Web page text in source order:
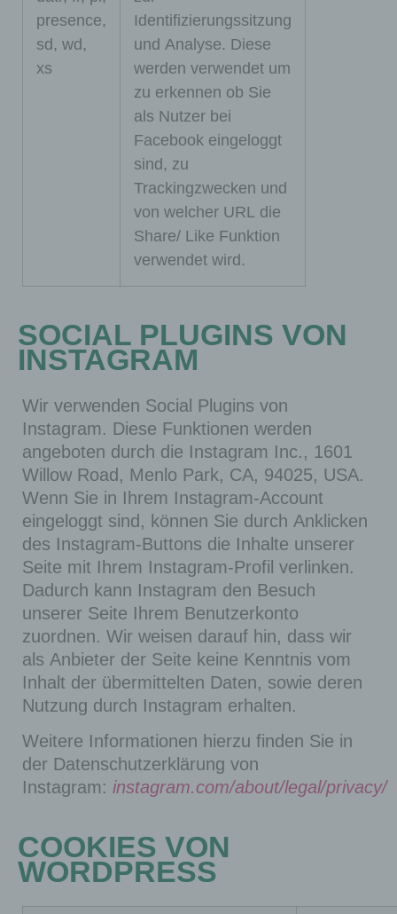
presence,
sd, wd,
xs
Identifizierungssitzung
und Analyse. Diese
werden verwendet um
zu erkennen ob Sie
als Nutzer bei
Facebook eingeloggt
sind, zu
Trackingzwecken und
von welcher URL die
Share/ Like Funktion
verwendet wird.
SOCIAL PLUGINS VON
INSTAGRAM
Wir verwenden Social Plugins von
Instagram. Diese Funktionen werden
angeboten durch die Instagram Inc., 1601
Willow Road, Menlo Park, CA, 94025, USA.
Wenn Sie in Ihrem Instagram-Account
eingeloggt sind, können Sie durch Anklicken
des Instagram-Buttons die Inhalte unserer
Seite mit Ihrem Instagram-Profil verlinken.
Dadurch kann Instagram den Besuch
unserer Seite Ihrem Benutzerkonto
zuordnen. Wir weisen darauf hin, dass wir
als Anbieter der Seite keine Kenntnis vom
Inhalt der übermittelten Daten, sowie deren
Nutzung durch Instagram erhalten.
Weitere Informationen hierzu finden Sie in
der Datenschutzerklärung von
Instagram: instagram.com/about/legal/privacy/
COOKIES VON
WORDPRESS
Cookies zählen zu
den technisch
notwendigen
Cookies.
Cookies von
WordPress